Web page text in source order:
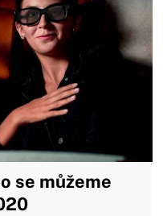
se můžeme